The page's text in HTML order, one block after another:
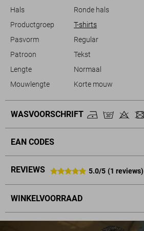
Hals
Ronde hals
Productgroep
T-shirts
Pasvorm
Regular
Patroon
Tekst
Lengte
Normaal
Mouwlengte
Korte mouw
WASVOORSCHRIFT
EAN CODES
REVIEWS 5.0/5 (1 reviews)
WINKELVOORRAAD